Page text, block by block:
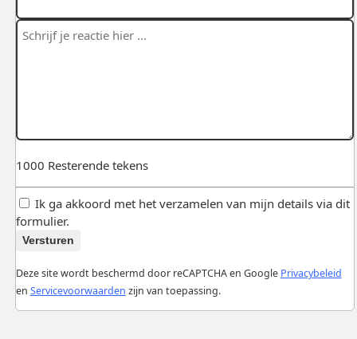
1000 Resterende tekens
Ik ga akkoord met het verzamelen van mijn details via dit
formulier.
Versturen
Deze site wordt beschermd door reCAPTCHA en Google Privacybeleid
en Servicevoorwaarden zijn van toepassing.